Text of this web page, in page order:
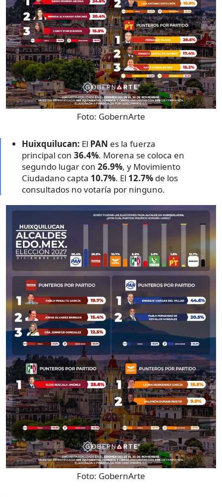
Foto: GobernArte
Huixquilucan: El PAN es la fuerza
principal con 36.4%. Morena se coloca en
segundo lugar con 26.9%, y Movimiento
Ciudadano capta 10.7%. El 12.7% de los
consultados no votaría por ninguno.
Foto: GobernArte